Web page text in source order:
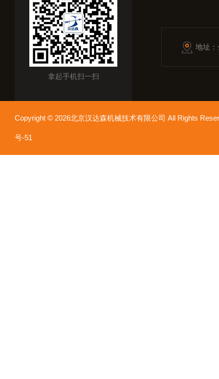
拿起手机扫一扫
地址
Copyright © 2026北京汉达森机械技术有限公司 All Rights
号-51